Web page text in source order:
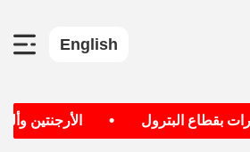
English
بقطاع البترول الأرجنتين